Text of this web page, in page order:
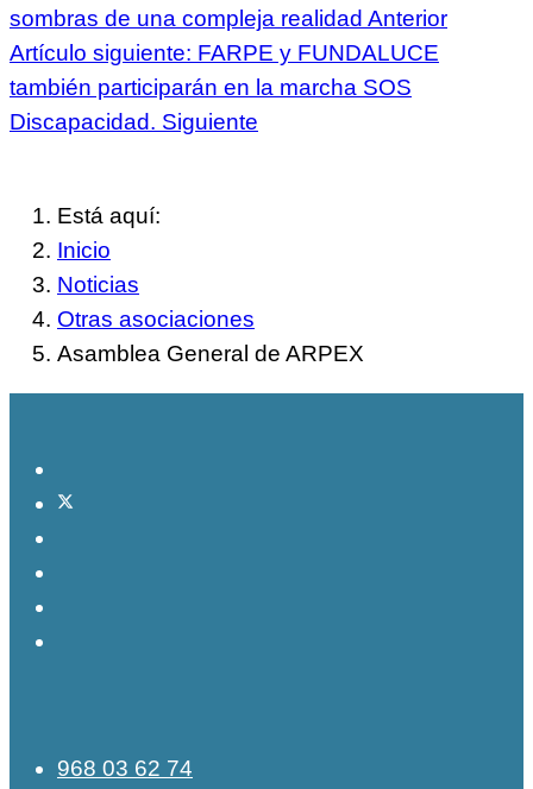
sombras de una compleja realidad Anterior
Artículo siguiente: FARPE y FUNDALUCE
también participarán en la marcha SOS
Discapacidad. Siguiente
Está aquí:
Inicio
Noticias
Otras asociaciones
Asamblea General de ARPEX
968 03 62 74